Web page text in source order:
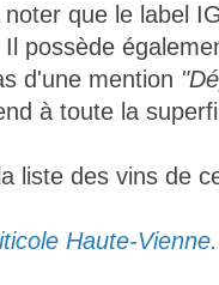
que le label
possède
d'une mention
à toute la
liste des vins de
Haute-